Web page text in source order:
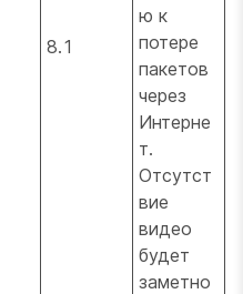
8.1
ю к
потере
пакетов
через
Интерне
т.
Отсутст
вие
видео
будет
заметно